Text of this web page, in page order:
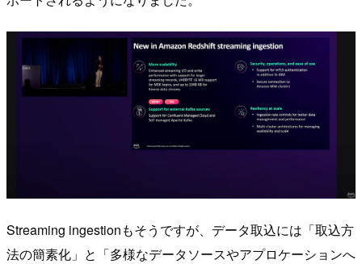
Streaming ingestionもそうですが、データ取込には「取込方
法の簡素化」と「多様なデータソースやアプロケーションへ